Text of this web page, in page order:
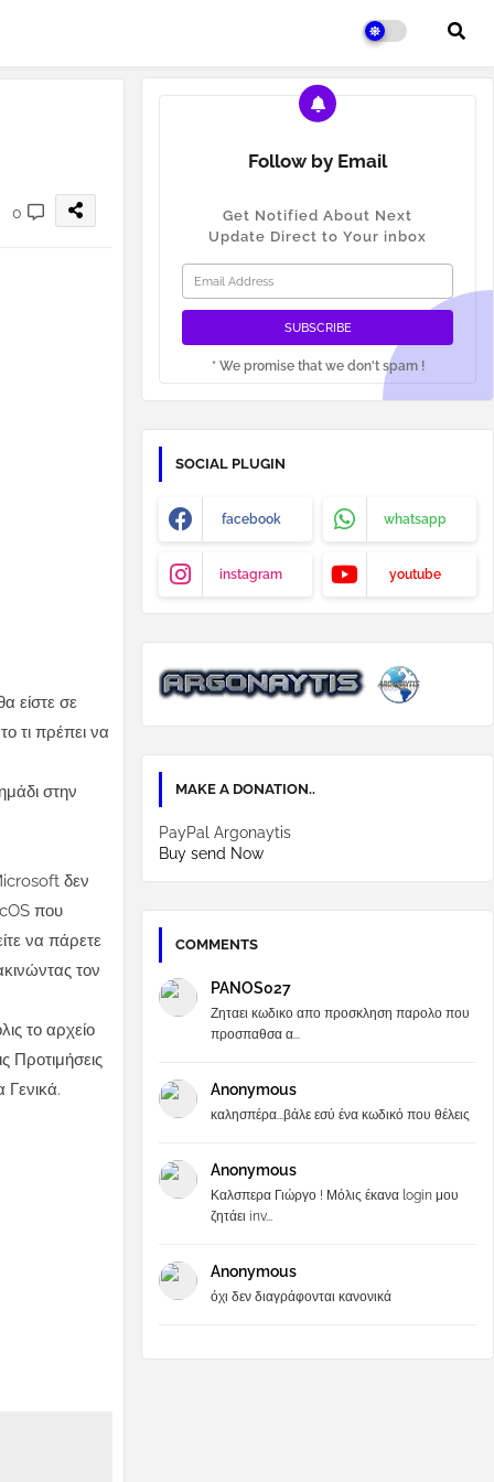
0
είστε σε
τι πρέπει να
στην
δεν
που
να πάρετε
τον
το αρχείο
Προτιμήσεις
Follow by Email
Get Notified About Next
Update Direct to Your inbox
* We promise that we don't spam !
SOCIAL PLUGIN
facebook whatsapp
instagram youtube
MAKE A DONATION..
PayPal Argonaytis
Buy send Now
COMMENTS
PANOS027
Ζηταει κωδικο απο προσκληση παρολο που
προσπαθσα α...
Anonymous
καλησπέρα...βάλε εσύ ένα κωδικό που θέλεις
Anonymous
Καλσπερα Γιώργο ! Μόλις έκανα login μου
ζητάει inv...
Anonymous
όχι δεν διαγράφονται κανονικά